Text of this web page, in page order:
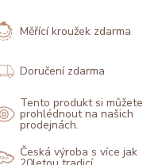
Měřící kroužek zdarma
Doručení zdarma
Tento produkt si můžete
prohlédnout na našich
prodejnách.
Česká výroba s více jak